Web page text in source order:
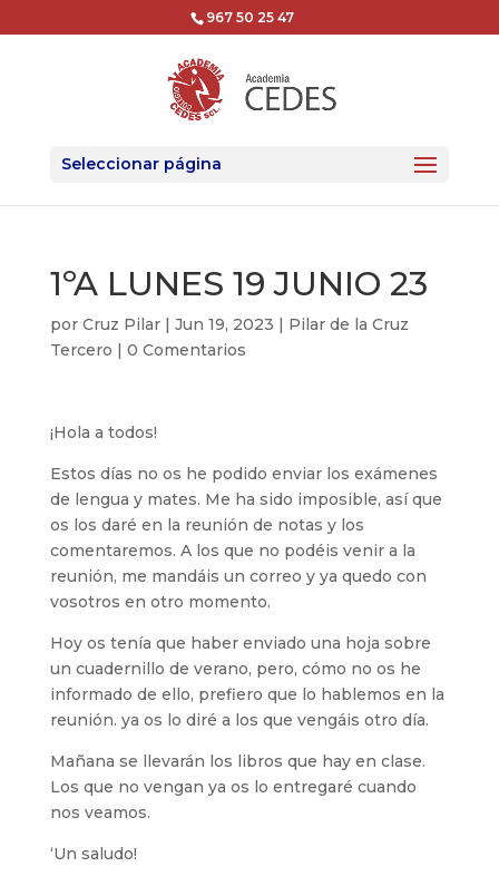
967 50 25 47
Seleccionar página
1ºA LUNES 19 JUNIO 23
por Cruz Pilar| Jun 19, 2023 | Pilar de la Cruz
Tercero | 0 Comentarios
¡Hola a todos!
Estos días no os he podido enviar los exámenes
de lengua y mates. Me ha sido imposible, así que
os los daré en la reunión de notas y los
comentaremos. A los que no podéis venir a la
reunión, me mandáis un correo y ya quedo con
vosotros en otro momento.
Hoy os tenía que haber enviado una hoja sobre
un cuadernillo de verano, pero, cómo no os he
informado de ello, prefiero que lo hablemos en la
reunión. ya os lo diré a los que vengáis otro día.
Mañana se llevarán los libros que hay en clase.
Los que no vengan ya os lo entregaré cuando
nos veamos.
‘Un saludo!